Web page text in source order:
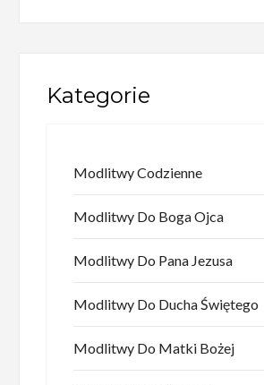
Kategorie
Modlitwy Codzienne
Modlitwy Do Boga Ojca
Modlitwy Do Pana Jezusa
Modlitwy Do Ducha Świętego
Modlitwy Do Matki Bożej